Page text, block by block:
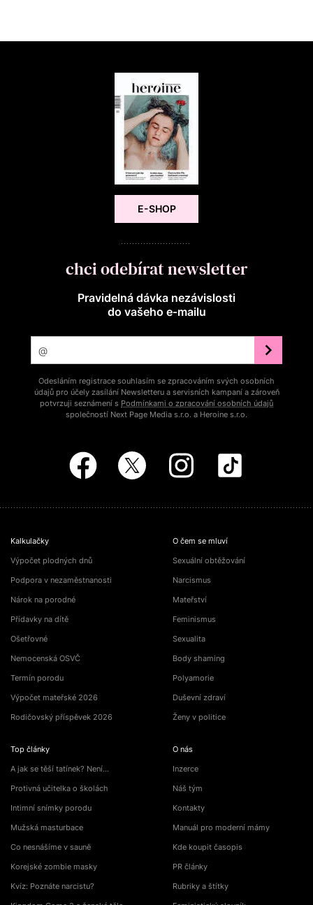
E-SHOP
chci odebírat newsletter
Pravidelná dávka nezávislosti
do vašeho e‑mailu
Odesláním registrace souhlasím se zpracováním svých osobních
údajů pro účely zasílání Newsletteru a servisních kampaní a zároveň
potvrzuji seznámení s Podmínkami o zpracování osobních údajů
společností Next Page Media s.r.o. a Heroine s.r.o.
Kalkulačky
Výpočet plodných dnů
Podpora v nezaměstnanosti
Nárok na porodné
Přídavky na dítě
Ošetřovné
Nemocenská OSVČ
Termín porodu
Výpočet mateřské 2026
Rodičovský příspěvek 2026
Top články
A jak se těší tatínek? Není…
Protivná učitelka o školách
Intimní snímky porodu
Mužská masturbace
Co nesnášíme v sauně
Korejské zombie masky
Kvíz: Poznáte narcistu?
O čem se mluví
Sexuální obtěžování
Narcismus
Mateřství
Feminismus
Sexualita
Body shaming
Polyamorie
Duševní zdraví
Ženy v politice
O nás
Inzerce
Náš tým
Kontakty
Manuál pro moderní mámy
Kde koupit časopis
PR články
Rubriky a štítky